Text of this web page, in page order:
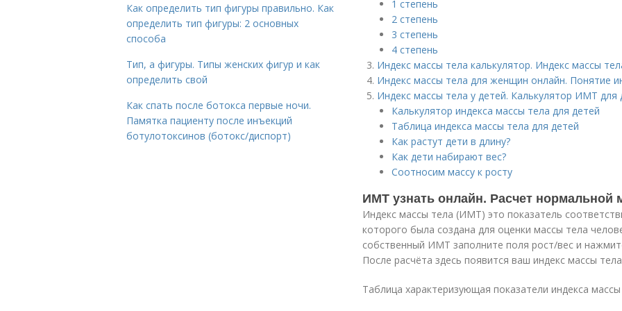
1 степень
2 степень
3 степень
4 степень
Индекс массы тела калькулятор. Индекс массы
Индекс массы тела для женщин онлайн. Понятие
Индекс массы тела у детей. Калькулятор ИМТ для
Калькулятор индекса массы тела для детей
Таблица индекса массы тела для детей
Как растут дети в длину?
Как дети набирают вес?
Соотносим массу к росту
ИМТ узнать онлайн. Расчет нормальной
Индекс массы тела (ИМТ) это показатель
которого была создана для оценки массы тела
собственный ИМТ заполните поля рост/вес и
После расчёта здесь появится ваш индекс массы
Таблица характеризующая показатели индекса
Как определить тип фигуры правильно. Как
определить тип фигуры: 2 основных
способа
Тип, а фигуры. Типы женских фигур и как
определить свой
Как спать после ботокса первые ночи.
Памятка пациенту после инъекций
ботулотоксинов (ботокс/диспорт)